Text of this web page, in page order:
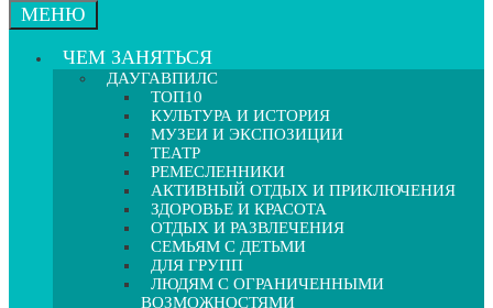
МЕНЮ
ЧЕМ ЗАНЯТЬСЯ
ДАУГАВПИЛС
ТОП10
КУЛЬТУРА И ИСТОРИЯ
МУЗЕИ И ЭКСПОЗИЦИИ
ТЕАТР
РЕМЕСЛЕННИКИ
АКТИВНЫЙ ОТДЫХ И ПРИКЛЮЧЕНИЯ
ЗДОРОВЬЕ И КРАСОТА
ОТДЫХ И РАЗВЛЕЧЕНИЯ
СЕМЬЯМ С ДЕТЬМИ
ДЛЯ ГРУПП
ЛЮДЯМ С ОГРАНИЧЕННЫМИ
ВОЗМОЖНОСТЯМИ